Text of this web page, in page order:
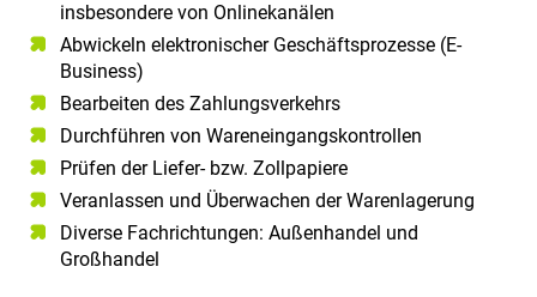
insbesondere von Onlinekanälen
Abwickeln elektronischer Geschäftsprozesse (E-
Business)
Bearbeiten des Zahlungsverkehrs
Durchführen von Wareneingangskontrollen
Prüfen der Liefer- bzw. Zollpapiere
Veranlassen und Überwachen der Warenlagerung
Diverse Fachrichtungen: Außenhandel und
Großhandel